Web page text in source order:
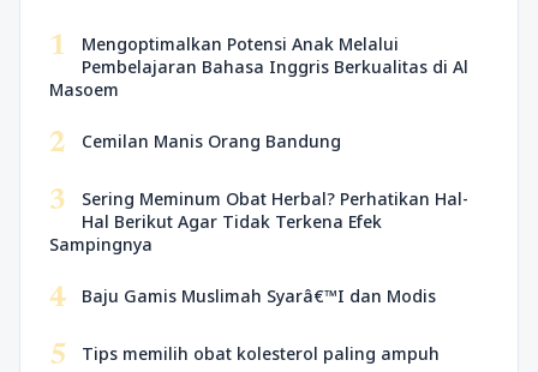
1
Mengoptimalkan Potensi Anak Melalui
Pembelajaran Bahasa Inggris Berkualitas di Al
Masoem
2 Cemilan Manis Orang Bandung
3
Sering Meminum Obat Herbal? Perhatikan Hal-
Hal Berikut Agar Tidak Terkena Efek
Sampingnya
4 Baju Gamis Muslimah Syarâ€™I dan Modis
5 Tips memilih obat kolesterol paling ampuh